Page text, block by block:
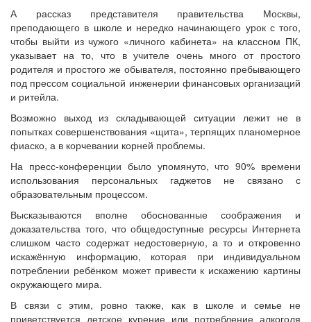
А рассказ представителя правительства Москвы,
преподающего в школе и нередко начинающего урок с того,
чтобы выйти из чужого «личного кабинета» на классном ПК,
указывает на то, что в учителе очень много от простого
родителя и простого же обывателя, постоянно пребывающего
под прессом социальной инженерии финансовых организаций
и ритейла.
Возможно выход из складывающей ситуации лежит не в
попытках совершенствования «щита», терпящих планомерное
фиаско, а в корчевании корней проблемы.
На пресс-конференции было упомянуто, что 90% времени
использования персональных гаджетов не связано с
образовательным процессом.
Высказываются вполне обоснованные соображения и
доказательства того, что общедоступные ресурсы Интернета
слишком часто содержат недостоверную, а то и откровенно
искажённую информацию, которая при индивидуальном
потреблении ребёнком может привести к искажению картины
окружающего мира.
В связи с этим, ровно также, как в школе и семье не
приветствуется детское курение или потребление алкоголя